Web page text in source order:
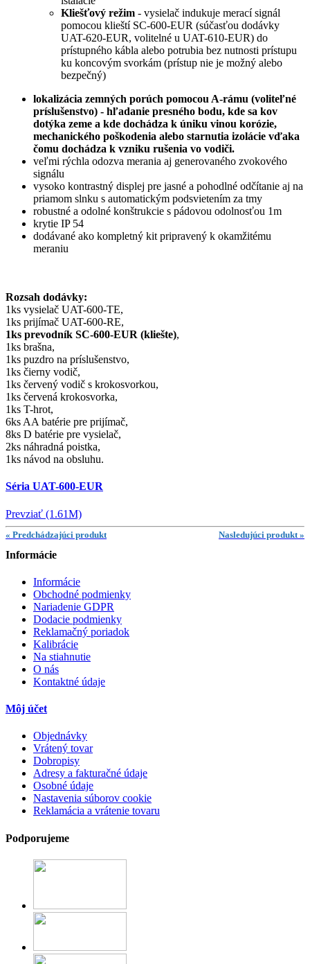
Kliešťový režim - vysielač indukuje merací signál
pomocou klieští SC-600-EUR (súčasťou dodávky
UAT-620-EUR, volitelné u UAT-610-EUR) do
prístupného kábla alebo potrubia bez nutnosti prístupu
ku koncovým svorkám (prístup nie je možný alebo
bezpečný)
lokalizácia zemných porúch pomocou A-rámu (voliteľné
príslušenstvo) - hľadanie presného bodu, kde sa kov
dotýka zeme a kde dochádza k úniku vinou korózie,
mechanického poškodenia alebo starnutia izolácie vďaka
čomu dochádza k vzniku rušenia vo vodiči.
veľmi rýchla odozva merania aj generovaného zvokového
signálu
vysoko kontrastný displej pre jasné a pohodlné odčítanie aj na
priamom slnku s automatickým podsvietením za tmy
robustné a odolné konštrukcie s pádovou odolnosťou 1m
krytie IP 54
dodávané ako kompletný kit pripravený k okamžitému
meraniu
Rozsah dodávky:
1ks vysielač UAT-600-TE,
1ks prijímač UAT-600-RE,
1ks prevodník SC-600-EUR (kliešte),
1ks brašna,
1ks puzdro na príslušenstvo,
1ks čierny vodič,
1ks červený vodič s krokosvorkou,
1ks červená krokosvorka,
1ks T-hrot,
6ks AA batérie pre prijímač,
8ks D batérie pre vysielač,
2ks náhradná poistka,
1ks návod na obsluhu.
Séria UAT-600-EUR
Prevziať (1.61M)
« Predchádzajúci produkt Nasledujúci produkt »
Informácie
Informácie
Obchodné podmienky
Nariadenie GDPR
Dodacie podmienky
Reklamačný poriadok
Kalibrácie
Na stiahnutie
O nás
Kontaktné údaje
Môj účet
Objednávky
Vrátený tovar
Dobropisy
Adresy a fakturačné údaje
Osobné údaje
Nastavenia súborov cookie
Reklamácia a vrátenie tovaru
Podporujeme